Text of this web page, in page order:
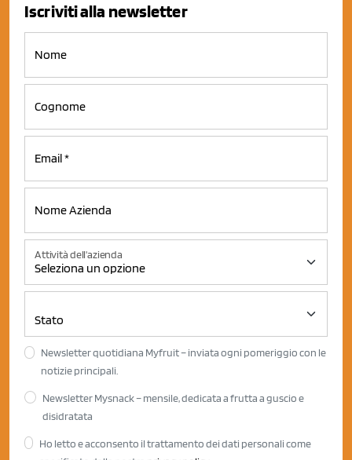
Iscriviti alla newsletter
Attività dell'azienda
Newsletter quotidiana Myfruit – inviata ogni pomeriggio con le
notizie principali.
Newsletter Mysnack – mensile, dedicata a frutta a guscio e
disidratata
Ho letto e acconsento il trattamento dei dati personali come